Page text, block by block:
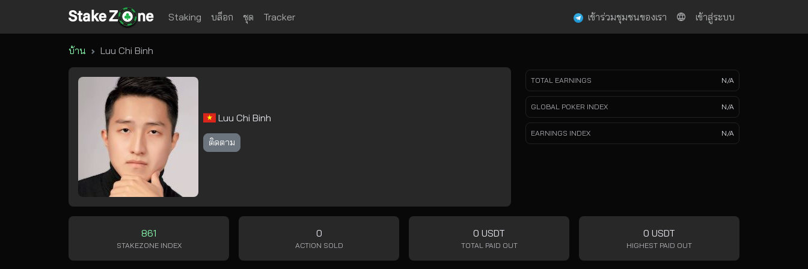
Staking บล็อก ชุด Tracker เข้าร่วมชุมชนของเรา เข้าสู่ระบบ
บ้าน Luu Chi Binh
Luu Chi Binh
ติดตาม
TOTAL EARNINGS N/A
GLOBAL POKER INDEX N/A
EARNINGS INDEX N/A
861
STAKEZONE INDEX
0
ACTION SOLD
0 USDT
TOTAL PAID OUT
0 USDT
HIGHEST PAID OUT